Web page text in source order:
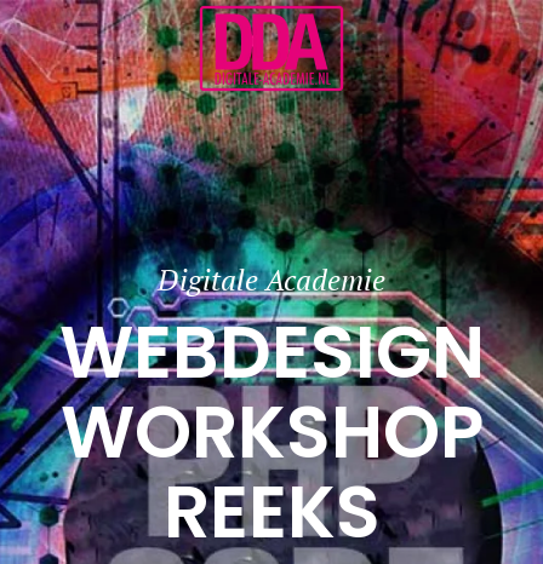
Terug naar hoofdinhoud
Digitale Academie
WEBDESIGN
WORKSHOP
REEKS